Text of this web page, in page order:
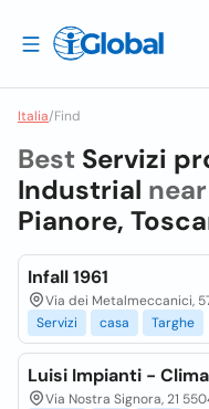
Italia/Find
Best Servizi
Industrial
Pianore,
Infall 1961
Via dei Metalmeccanici,
Servizi
casa Targhe
Luisi Impianti -
Via Nostra Signora, 21